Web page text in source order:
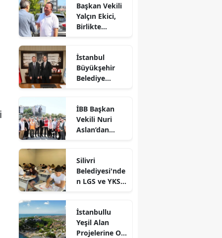
Başkan Vekili
Yalçın Ekici,
Birlikte
İncelemelerde
Bulundu
İstanbul
Büyükşehir
Belediye
Silivri
Belediyesine
Ziyaret
İBB Başkan
Vekili Nuri
Aslan’dan
Çalışmalara
Yakın Takip
Silivri
Belediyesi'nde
n LGS ve YKS
Eğitim Desteği
İstanbullu
Yeşil Alan
Projelerine Oy